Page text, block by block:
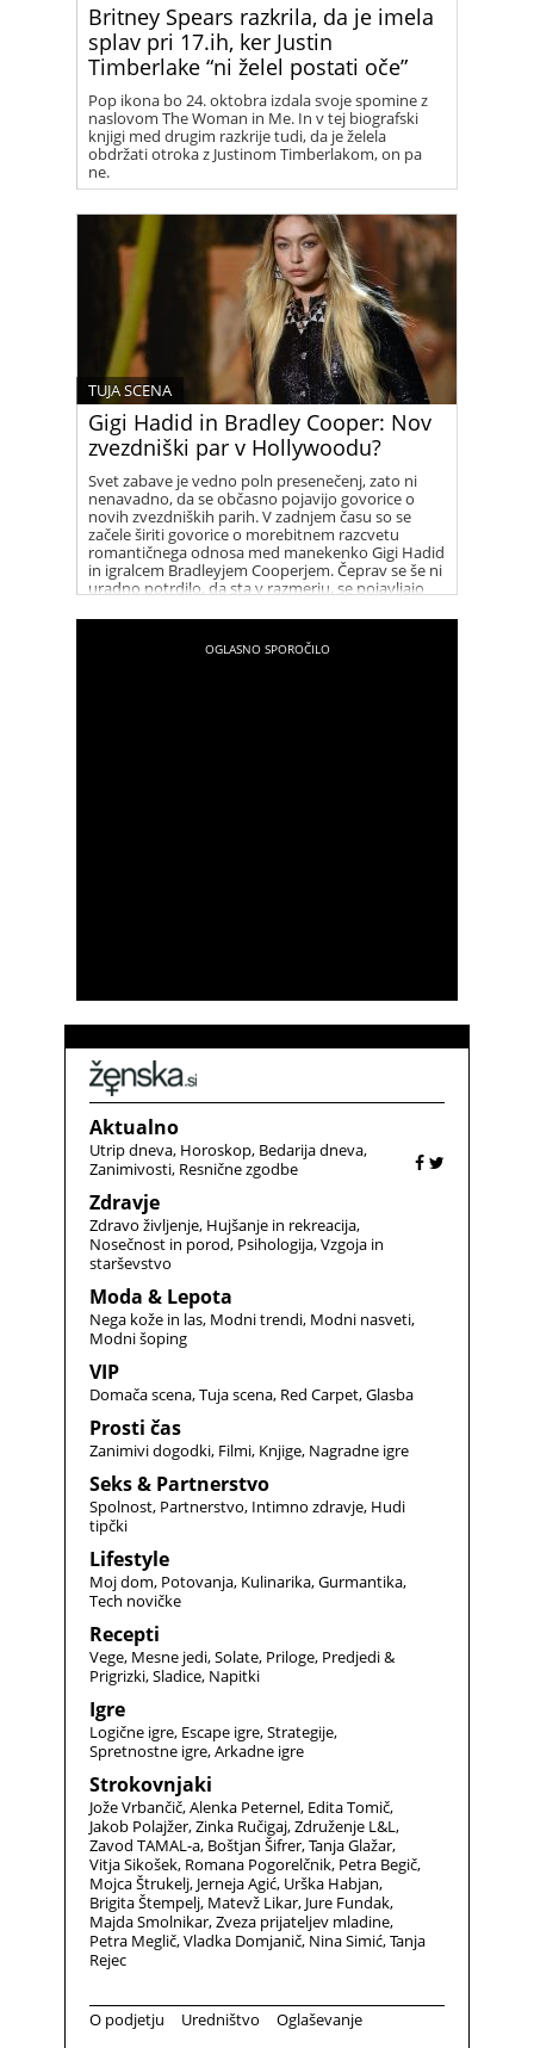
Britney Spears razkrila, da je imela
splav pri 17.ih, ker Justin
Timberlake “ni želel postati oče”
Pop ikona bo 24. oktobra izdala svoje spomine z
naslovom The Woman in Me. In v tej biografski
knjigi med drugim razkrije tudi, da je želela
obdržati otroka z Justinom Timberlakom, on pa
ne.
Gigi Hadid in Bradley Cooper: Nov
zvezdniški par v Hollywoodu?
TUJA SCENA
Svet zabave je vedno poln presenečenj, zato ni
nenavadno, da se občasno pojavijo govorice o
novih zvezdniških parih. V zadnjem času so se
začele širiti govorice o morebitnem razcvetu
romantičnega odnosa med manekenko Gigi Hadid
in igralcem Bradleyjem Cooperjem. Čeprav se še ni
uradno potrdilo, da sta v razmerju, se pojavljajo
oboževalci.
Aktualno
Utrip dneva Horoskop Bedarija dneva
Zanimivosti Resnične zgodbe
Zdravje
Zdravo življenje Hujšanje in rekreacija
Nosečnost in porod Psihologija Vzgoja in
starševstvo
Moda & Lepota
Nega kože in las Modni trendi Modni nasveti
Modni šoping
VIP
Domača scena Tuja scena Red Carpet Glasba
Prosti čas
Zanimivi dogodki Filmi Knjige Nagradne igre
Seks & Partnerstvo
Spolnost Partnerstvo Intimno zdravje Hudi
tipčki
Lifestyle
Moj dom Potovanja Kulinarika Gurmantika
Tech novičke
Recepti
Vege Mesne jedi Solate Priloge Predjedi &
Prigrizki Sladice Napitki
Igre
Logične igre Escape igre Strategije
Spretnostne igre Arkadne igre
Strokovnjaki
Jože Vrbančič Alenka Peternel Edita Tomič
Jakob Polajžer Zinka Ručigaj Združenje L&L
Zavod TAMAL-a Boštjan Šifrer Tanja Glažar
Vitja Sikošek Romana Pogorelčnik Petra Begič
Mojca Štrukelj Jerneja Agić Urška Habjan
Brigita Štempelj Matevž Likar Jure Fundak
Majda Smolnikar Zveza prijateljev mladine
Petra Meglič Vladka Domjanič Nina Simić Tanja
Rejec
O podjetju Uredništvo
Oglaševanje